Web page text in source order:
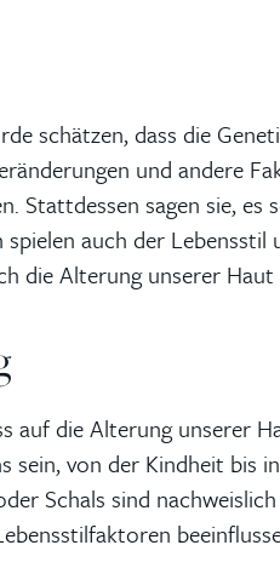
schätzen, dass die
und andere
sagen sie, es
auch der Lebensstil
die Alterung unserer Haut
auf die Alterung unserer
von der Kindheit bis
Schals sind